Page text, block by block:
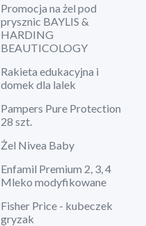
Promocja na żel pod
prysznic BAYLIS &
HARDING
BEAUTICOLOGY
Rakieta edukacyjna i
domek dla lalek
Pampers Pure Protection
28 szt.
Żel Nivea Baby
Enfamil Premium 2, 3, 4
Mleko modyfikowane
Fisher Price - kubeczek
gryzak